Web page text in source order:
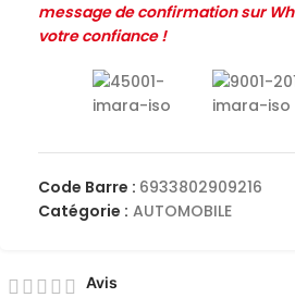
message de confirmation sur
votre confiance !
Code Barre : 6933802909216
Catégorie : AUTOMOBILE
Avis